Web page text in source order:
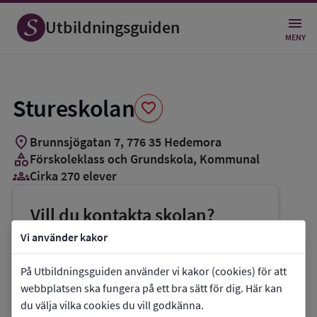
Vi använder kakor
På Utbildningsguiden använder vi kakor (cookies) för att
webbplatsen ska fungera på ett bra sätt för dig. Här kan
du välja vilka cookies du vill godkänna.
Utbildningsguiden MENY
Stureskolan favorite
Spara
som
favorit
location_on Brunnsjögatan 7, 776 35 Hedemora
categoryFörskoleklass och Grundskola, Kommunal
groups_3Cirka 270 elever
Vill du kontakta skolan?
phoneTelefon:0225-34000
E-post: bildningsnamden@hedemora.se
link Webbplats:Stureskolan